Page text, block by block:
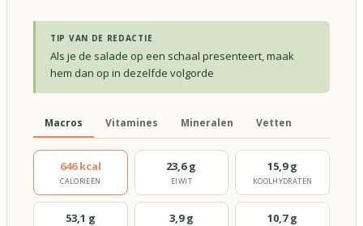
TIP VAN DE REDACTIE
Als je de salade op een schaal presenteert, maak
hem dan op in dezelfde volgorde
Macros Vitamines Mineralen Vetten
646 kcal
CALORIEËN
23,6 g
EIWIT
15,9 g
KOOLHYDRATEN
53,1 g 3,9 g 10,7 g